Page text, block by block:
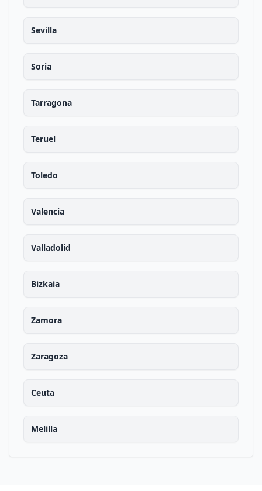
Sevilla
Soria
Tarragona
Teruel
Toledo
Valencia
Valladolid
Bizkaia
Zamora
Zaragoza
Ceuta
Melilla